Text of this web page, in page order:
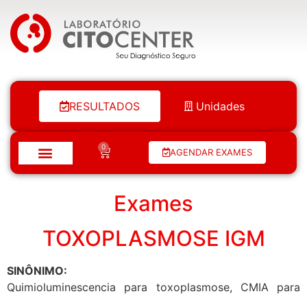
Laboratório Citocenter
RESULTADOS Unidades
0 AGENDAR EXAMES
Exames
TOXOPLASMOSE IGM
SINÔNIMO:
Quimioluminescencia para toxoplasmose, CMIA para